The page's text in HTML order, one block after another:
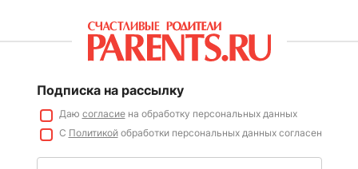
Подписка на рассылку
Даю согласиена обработку персональных данных
С Политикойобработки персональных данных согласен